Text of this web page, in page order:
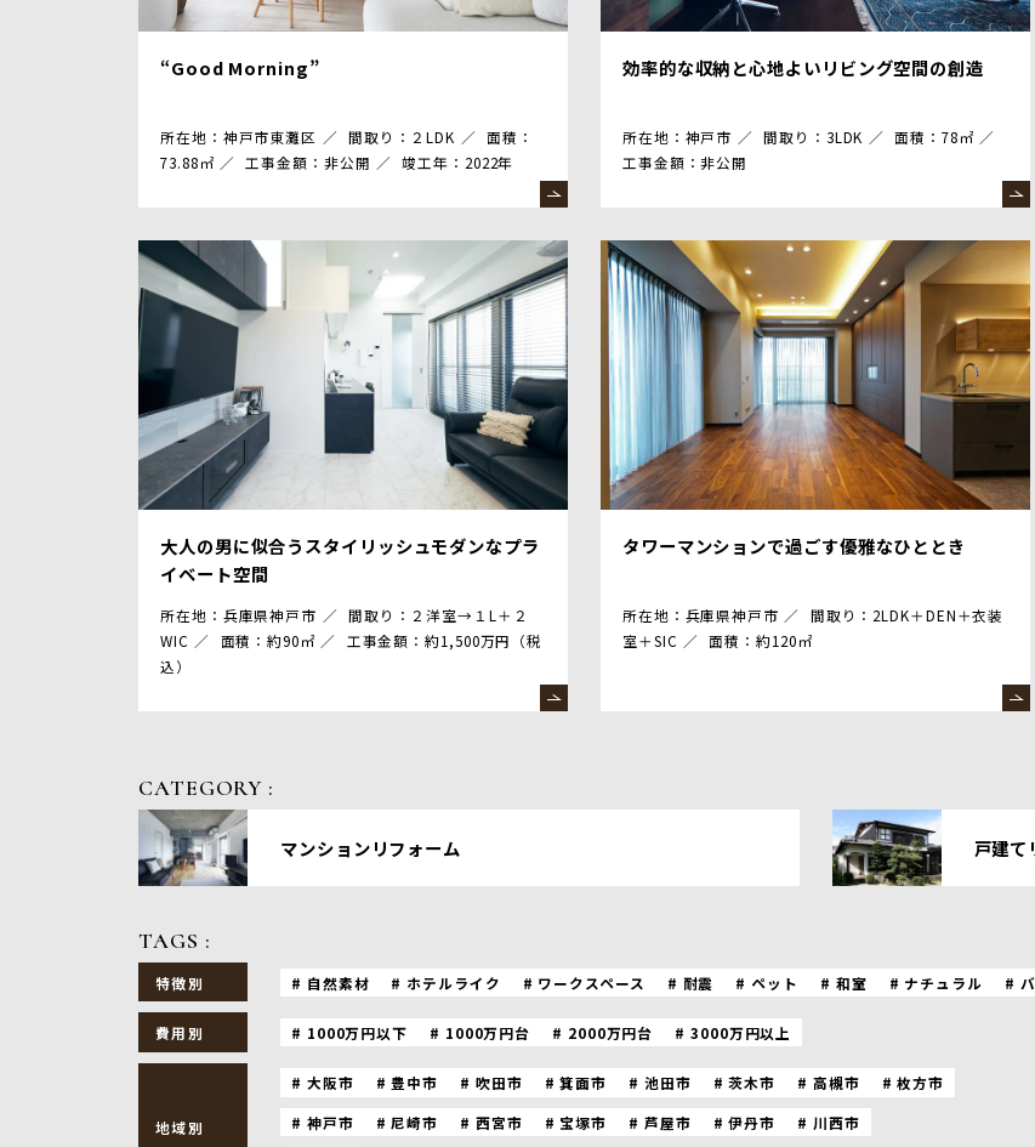
“Good Morning”
所在地：神戸市東灘区 間取り：２LDK
面積：
73.88㎡
工事金額：非公開 竣工年：2022年
効率的な収納と心地よいリビング空間の創造
所在地：神戸市 間取り：3LDK
面積：78㎡
工事金額：非公開
大人の男に似合うスタイリッシュモダンなプラ
イベート空間
所在地：兵庫県神戸市
間取り：２洋室→１L＋２
WIC
面積：約90㎡
工事金額：約1,500万円（税
込）
タワーマンションで過ごす優雅なひととき
所在地：兵庫県神戸市
間取り：2LDK＋DEN＋衣装
室＋SIC
面積：約120㎡
CATEGORY :
マンションリフォーム 戸建て
TAGS :
特徴別 自然素材 ホテルライク ワークスペース 耐震 ペット 和室 ナチュラル
費用別 1000万円以下 1000万円台 2000万円台 3000万円以上
地域別
大阪市 豊中市 吹田市 箕面市 池田市 茨木市 高槻市
枚方市
神戸市
尼崎市 西宮市 宝塚市 芦屋市 伊丹市
川西市